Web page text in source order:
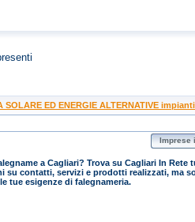
SOLARE ED ENERGIE ALTERNATIVE
Imprese
a Cagliari? Trova su Cagliari In Rete
su contatti, servizi e prodotti realizzati, ma
tue esigenze di falegnameria.